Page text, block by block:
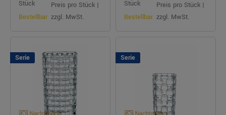
Stück
Bestellbar
Preis pro Stück |
zzgl. MwSt.
Stück
Bestellbar
Preis pro Stück |
zzgl. MwSt.
Serie Serie